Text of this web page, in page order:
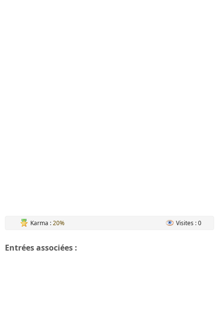
Karma :20% Visites : 0
Entrées associées :